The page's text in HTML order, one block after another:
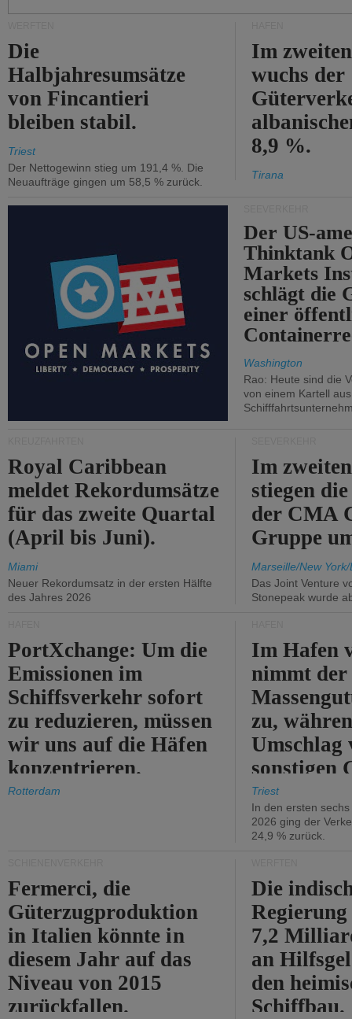
Die
Halbjahresumsätze
von Fincantieri
bleiben stabil.
Triest
Der Nettogewinn stieg um 191,4 %. Die
Neuaufträge gingen um 58,5 % zurück.
Im
wuchs der
8,9 %.
Tirana
Der US-
Thinktank
Markets
schlägt die
einer
Washington
Rao: Heute sind die
von einem Kartell
Royal Caribbean
meldet Rekordumsätze
für das zweite Quartal
(April bis Juni).
Miami
Neuer Rekordumsatz in der ersten Hälfte
des Jahres 2026
Im
stiegen
der CMA
Gruppe
Marseille/New
Das Joint Venture
Stonepeak wurde
PortXchange: Um die
Emissionen im
Schiffsverkehr sofort
zu reduzieren, müssen
wir uns auf die Häfen
konzentrieren.
Rotterdam
Im Hafen
nimmt der
zu,
Umschlag
sonstigen
abnimmt.
Triest
In den ersten
2026 ging der
24,9 % zurück.
Fermerci, die
Güterzugproduktion
in Italien könnte in
diesem Jahr auf das
Niveau von 2015
zurückfallen.
Die
7,2
an
den
Schiffbau.